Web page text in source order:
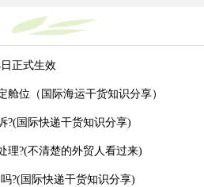
正式生效
位（国际海运干货知识分享）
?(国际快递干货知识分享)
理?(不清楚的外贸人看过来)
?(国际快递干货知识分享)